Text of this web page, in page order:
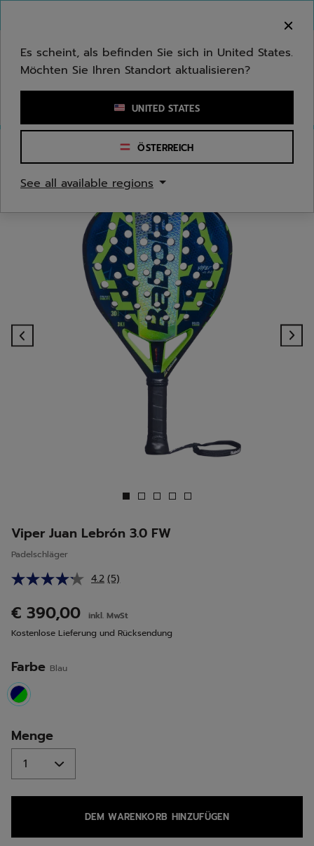
Stichwort oder Artikelnummer eingeben
Viper Juan Lebrón 3.0 FW
Padelschläger
4.2 5
Link
auf
derselben
(5)
€ 390,00
inkl. MwSt
Kostenlose Lieferung und Rücksendung
Farbe Blau
selected
Menge
DEM WARENKORB HINZUFÜGEN
Es scheint, als befinden Sie sich in United States.
Möchten Sie Ihren Standort aktualisieren?
UNITED STATES
ÖSTERREICH
See all available regions